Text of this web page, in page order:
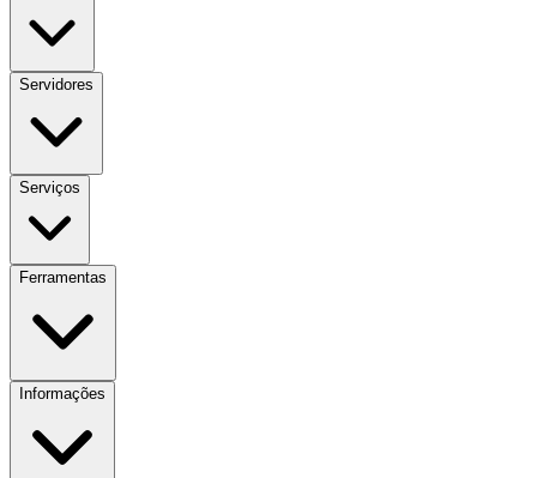
Servidores
Serviços
Ferramentas
Informações